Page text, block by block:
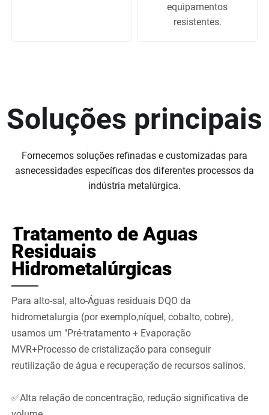
equipamentos
resistentes.
Soluções principais
Fornecemos soluções refinadas e customizadas para
asnecessidades específicas dos diferentes processos da
indústria metalúrgica.
Tratamento de Águas
Residuais
Hidrometalúrgicas
Para alto-sal, alto-Águas residuais DQO da
hidrometalurgia (por exemplo,níquel, cobalto, cobre),
usamos um "Pré-tratamento + Evaporação
MVR+Processo de cristalização para conseguir
reutilização de água e recuperação de recursos salinos.
✅Alta relação de concentração, redução significativa de